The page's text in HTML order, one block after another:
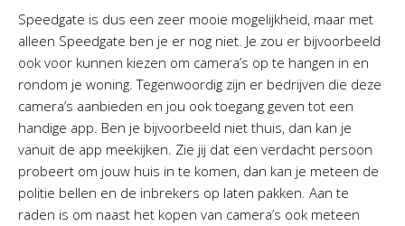
Speedgate is dus een zeer mooie mogelijkheid, maar met
alleen Speedgate ben je er nog niet. Je zou er bijvoorbeeld
ook voor kunnen kiezen om camera’s op te hangen in en
rondom je woning. Tegenwoordig zijn er bedrijven die deze
camera’s aanbieden en jou ook toegang geven tot een
handige app. Ben je bijvoorbeeld niet thuis, dan kan je
vanuit de app meekijken. Zie jij dat een verdacht persoon
probeert om jouw huis in te komen, dan kan je meteen de
politie bellen en de inbrekers op laten pakken. Aan te
raden is om naast het kopen van camera’s ook meteen